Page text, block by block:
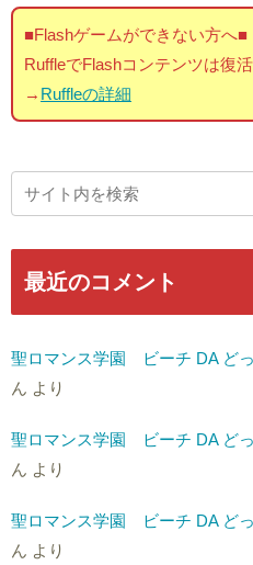
■Flashゲームができない方へ■
RuffleでFlashコンテンツは復活
→ Ruffleの詳細
最近のコメント
聖ロマンス学園 ビーチ DA ど
ん より
聖ロマンス学園 ビーチ DA ど
ん より
聖ロマンス学園 ビーチ DA ど
ん より